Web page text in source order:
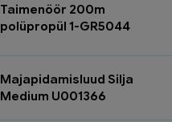
Taimenöör 200m
polüpropül 1-GR5044
Majapidamisluud Silja
Medium U001366